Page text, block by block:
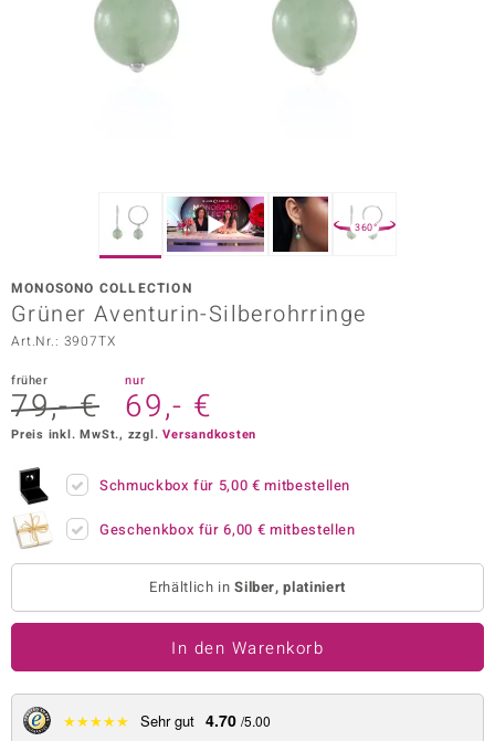
Vogue
Paraíso
BY DE MELO
360°
MONOSONO COLLECTION
Grüner Aventurin-Silberohrringe
Art.Nr.: 3907TX
früher
79,- €
nur
69,- €
Preis inkl. MwSt., zzgl.Versandkosten
Schmuckbox für 5,00 € mitbestellen
Geschenkbox für6,00 € mitbestellen
Erhältlich inSilber, platiniert
In den Warenkorb
★★★★★ Sehr gut 4.70 /5.00